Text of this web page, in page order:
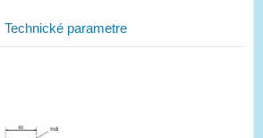
Technické parametre